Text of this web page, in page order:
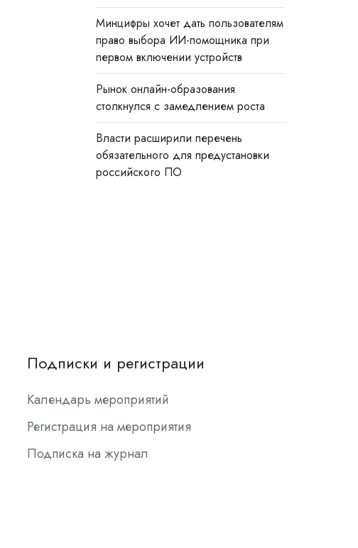
Минцифры хочет дать пользователям
право выбора ИИ-помощника при
первом включении устройств
Рынок онлайн-образования
столкнулся с замедлением роста
Власти расширили перечень
обязательного для предустановки
российского ПО
Подписки и регистрации
Календарь мероприятий
Регистрация на мероприятия
Подписка на журнал